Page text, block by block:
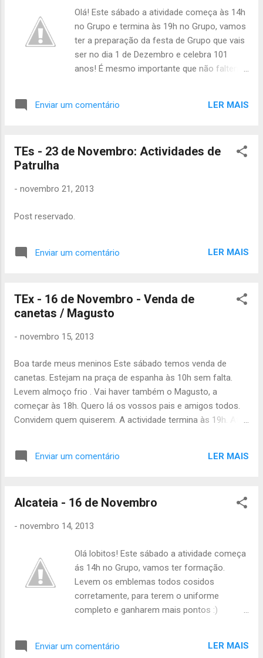
Olá! Este sábado a atividade começa às 14h
no Grupo e termina às 19h no Grupo, vamos
ter a preparação da festa de Grupo que vais
ser no dia 1 de Dezembro e celebra 101
anos! É mesmo importante que não faltem,
amigos e família. Levem lanche ou dinheiro
importante que se tiverem de faltar, avisem
Enviar um comentário LER MAIS
TEs - 23 de Novembro: Actividades de
Patrulha
- novembro 21, 2013
Post reservado.
Enviar um comentário LER MAIS
TEx - 16 de Novembro - Venda de
canetas / Magusto
- novembro 15, 2013
Boa tarde meus meninos Este sábado temos venda de
canetas. Estejam na praça de espanha às 10h sem falta.
Levem almoço frio . Vai haver também o Magusto, a
começar às 18h. Quero lá os vossos pais e amigos todos.
Convidem quem quiserem. A actividade termina às 19h. Até
Enviar um comentário LER MAIS
Alcateia - 16 de Novembro
- novembro 14, 2013
Olá lobitos! Este sábado a atividade começa
ás 14h no Grupo, vamos ter formação.
Levem os emblemas todos cosidos
corretamente, para terem o uniforme
completo e ganharem mais pontos :)
vamos ter também o Magusto, portanto
Enviar um comentário LER MAIS